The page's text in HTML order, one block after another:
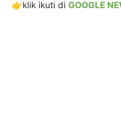
👉klik ikuti di GOOGLE